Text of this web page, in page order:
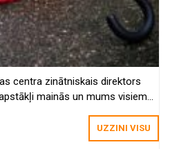
centra zinātniskais direktors
mainās un mums visiem
UZZINI VISU